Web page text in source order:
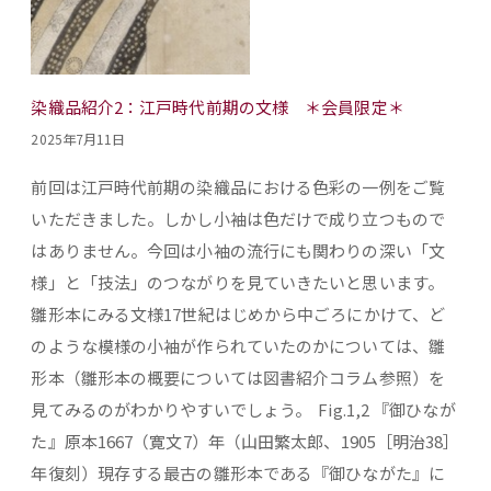
染織品紹介2：江戸時代前期の文様 ＊会員限定＊
2025年7月11日
前回は江戸時代前期の染織品における色彩の一例をご覧
いただきました。しかし小袖は色だけで成り立つもので
はありません。今回は小袖の流行にも関わりの深い「文
様」と「技法」のつながりを見ていきたいと思います。
雛形本にみる文様17世紀はじめから中ごろにかけて、ど
のような模様の小袖が作られていたのかについては、雛
形本（雛形本の概要については図書紹介コラム参照）を
見てみるのがわかりやすいでしょう。 Fig.1,2 『御ひなが
た』原本1667（寛文7）年（山田繁太郎、1905［明治38］
年復刻）現存する最古の雛形本である『御ひながた』に